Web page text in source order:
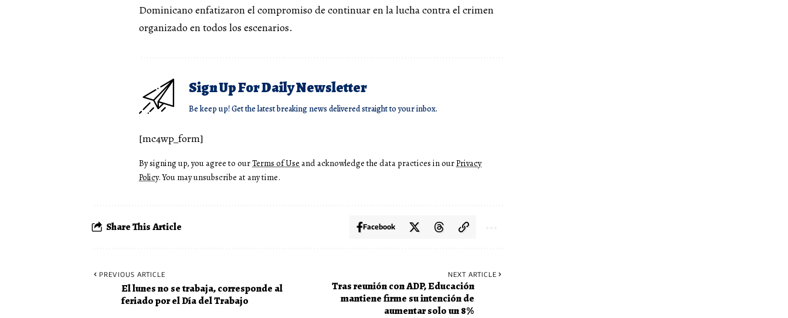
Dominicano enfatizaron el compromiso de continuar en la lucha contra el crimen
organizado en todos los escenarios.
Sign Up For Daily Newsletter
Be keep up! Get the latest breaking news delivered straight to your inbox.
[mc4wp_form]
By signing up, you agree to ourTerms of Use and acknowledge the data practices in ourPrivacy
Policy. You may unsubscribe at any time.
Share This Article Facebook
PREVIOUS ARTICLE
El lunes no se trabaja, corresponde al
feriado por el Día del Trabajo
NEXT ARTICLE
Tras reunión con ADP, Educación
mantiene firme su intención de
aumentar solo un 8%